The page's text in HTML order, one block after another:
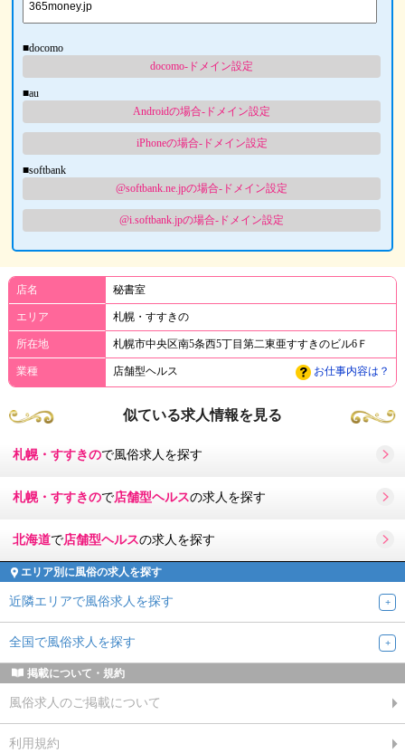
■docomo
docomo-ドメイン設定
■au
Androidの場合-ドメイン設定
iPhoneの場合-ドメイン設定
■softbank
@softbank.ne.jpの場合-ドメイン設定
@i.softbank.jpの場合-ドメイン設定
店名 秘書室
エリア 札幌・すすきの
所在地 札幌市中央区南5条西5丁目第二東亜すすきのビル6Ｆ
業種 店舗型ヘルス お仕事内容は？
似ている求人情報を見る
札幌・すすきので風俗求人を探す
札幌・すすきので店舗型ヘルスの求人を探す
北海道で店舗型ヘルスの求人を探す
エリア別に風俗の求人を探す
近隣エリアで風俗求人を探す
全国で風俗求人を探す
掲載について・規約
風俗求人のご掲載について
利用規約